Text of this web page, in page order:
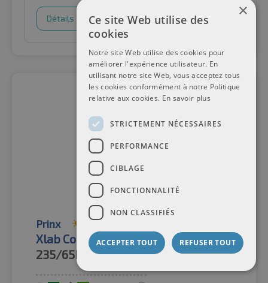
Détails Panier d'achat
Prinx Pneus d'été
Xlab Comfort EV XL BSW
235/65R17108V
×
Ce site Web utilise des
cookies
Notre site Web utilise des cookies pour
améliorer l'expérience utilisateur. En
utilisant notre site Web, vous acceptez tous
les cookies conformément à notre Politique
relative aux cookies. En savoir plus
STRICTEMENT NÉCESSAIRES
PERFORMANCE
CIBLAGE
FONCTIONNALITÉ
NON CLASSIFIÉS
ACCEPTER TOUT REFUSER TOUT